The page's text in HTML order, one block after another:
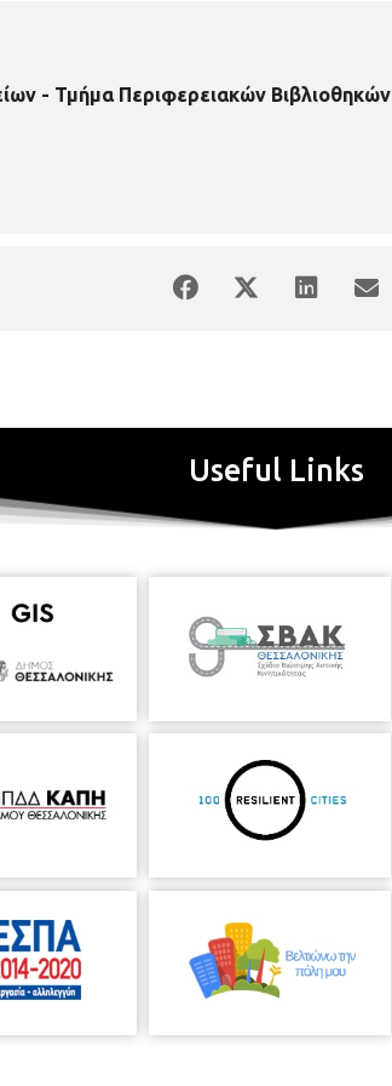
- Τμήμα Περιφερειακών Βιβλιοθηκών
Useful Links